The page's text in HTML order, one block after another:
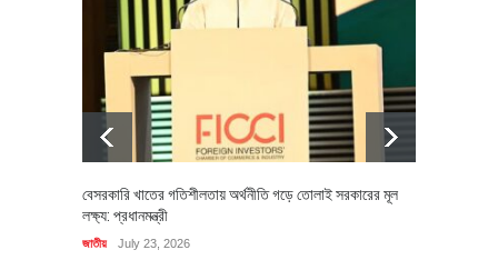
বেসরকারি খাতের গতিশীলতায় অর্থনীতি গড়ে তোলাই সরকারের মূল
লক্ষ্য: প্রধানমন্ত্রী
জাতীয় July 23, 2026